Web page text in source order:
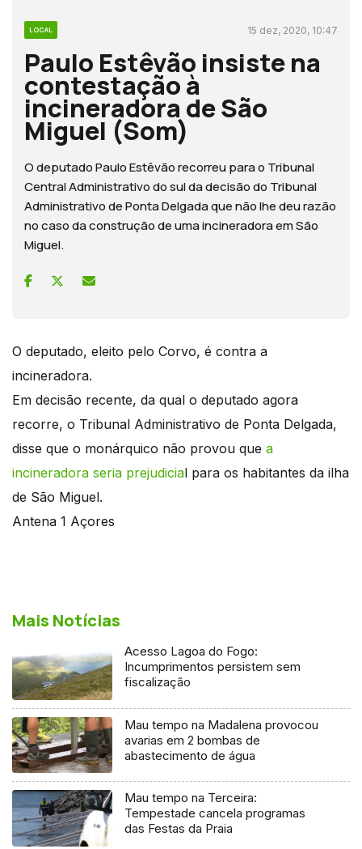
LOCAL 15 dez, 2020, 10:47
Paulo Estêvão insiste na
contestação à
incineradora de São
Miguel (Som)
O deputado Paulo Estêvão recorreu para o Tribunal
Central Administrativo do sul da decisão do Tribunal
Administrativo de Ponta Delgada que não lhe deu razão
no caso da construção de uma incineradora em São
Miguel.
O deputado, eleito pelo Corvo, é contra a
incineradora.
Em decisão recente, da qual o deputado agora
recorre, o Tribunal Administrativo de Ponta Delgada,
disse que o monárquico não provou que a
incineradora seria prejudicial para os habitantes da ilha
de São Miguel.
Antena 1 Açores
Mais Notícias
Acesso Lagoa do Fogo:
Incumprimentos persistem sem
fiscalização
Mau tempo na Madalena provocou
avarias em 2 bombas de
abastecimento de água
Mau tempo na Terceira:
Tempestade cancela programas
das Festas da Praia